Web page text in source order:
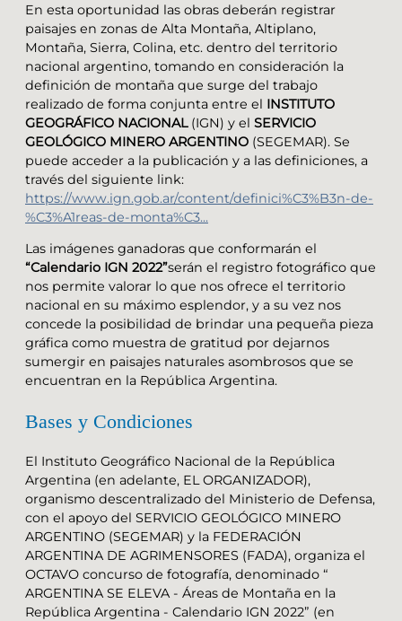
En esta oportunidad las obras deberán registrar
paisajes en zonas de Alta Montaña, Altiplano,
Montaña, Sierra, Colina, etc. dentro del territorio
nacional argentino, tomando en consideración la
definición de montaña que surge del trabajo
realizado de forma conjunta entre el INSTITUTO
GEOGRÁFICO NACIONAL(IGN) y el SERVICIO
GEOLÓGICO MINERO ARGENTINO (SEGEMAR). Se
puede acceder a la publicación y a las definiciones, a
través del siguiente link:
https://www.ign.gob.ar/content/definici%C3%B3n-de-
%C3%A1reas-de-monta%C3...
Las imágenes ganadoras que conformarán el
“Calendario IGN 2022”serán el registro fotográfico que
nos permite valorar lo que nos ofrece el territorio
nacional en su máximo esplendor, y a su vez nos
concede la posibilidad de brindar una pequeña pieza
gráfica como muestra de gratitud por dejarnos
sumergir en paisajes naturales asombrosos que se
encuentran en la República Argentina.
Bases y Condiciones
El Instituto Geográfico Nacional de la República
Argentina (en adelante, EL ORGANIZADOR),
organismo descentralizado del Ministerio de Defensa,
con el apoyo del SERVICIO GEOLÓGICO MINERO
ARGENTINO (SEGEMAR) y la FEDERACIÓN
ARGENTINA DE AGRIMENSORES (FADA), organiza el
OCTAVO concurso de fotografía, denominado “
ARGENTINA SE ELEVA - Áreas de Montaña en la
República Argentina - Calendario IGN 2022” (en